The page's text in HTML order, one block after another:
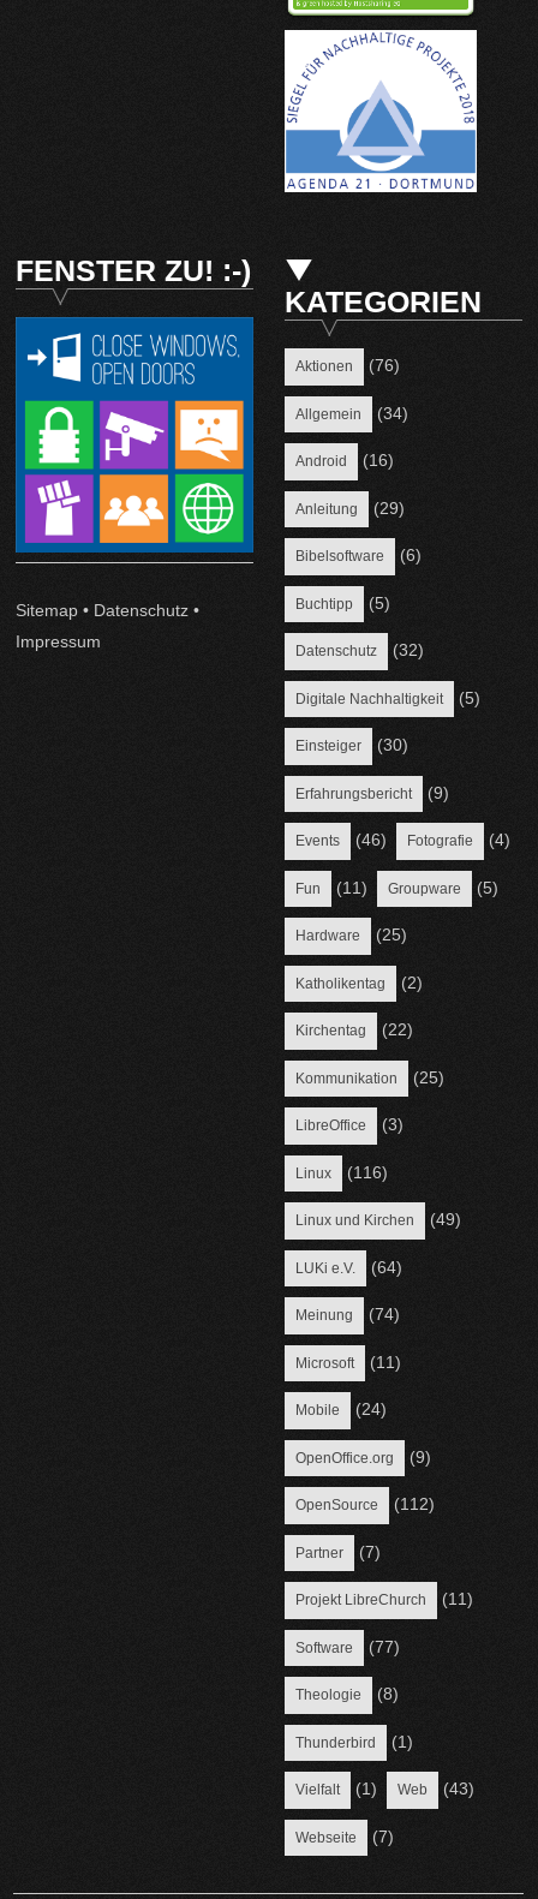
FENSTER ZU! :-)
Sitemap • Datenschutz •
Impressum
KATEGORIEN
Aktionen (76)
Allgemein (34)
Android (16)
Anleitung (29)
Bibelsoftware (6)
Buchtipp (5)
Datenschutz (32)
Digitale Nachhaltigkeit (5)
Einsteiger (30)
Erfahrungsbericht (9)
Events (46) Fotografie (4)
Fun (11) Groupware (5)
Hardware (25)
Katholikentag (2)
Kirchentag (22)
Kommunikation (25)
LibreOffice (3)
Linux (116)
Linux und Kirchen (49)
LUKi e.V. (64)
Meinung (74)
Microsoft (11)
Mobile (24)
OpenOffice.org (9)
OpenSource (112)
Partner (7)
Projekt LibreChurch (11)
Software (77)
Theologie (8)
Thunderbird (1)
Vielfalt (1) Web (43)
Webseite (7)